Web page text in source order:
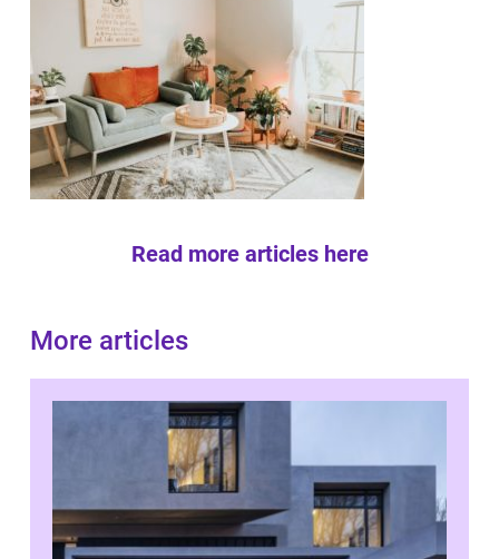
Read more articles here
More articles